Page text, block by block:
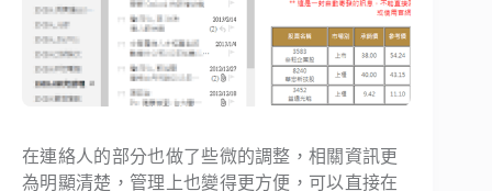
在連絡人的部分也做了些微的調整，相關資訊更
為明顯清楚，管理上也變得更方便，可以直接在